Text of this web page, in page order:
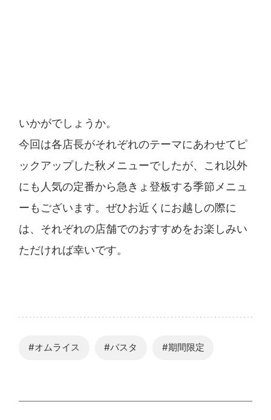
いかがでしょうか。
今回は各店長がそれぞれのテーマにあわせてピ
ックアップした秋メニューでしたが、これ以外
にも人気の定番から急きょ登板する季節メニュ
ーもございます。ぜひお近くにお越しの際に
は、それぞれの店舗でのおすすめをお楽しみい
ただければ幸いです。
#オムライス #パスタ #期間限定